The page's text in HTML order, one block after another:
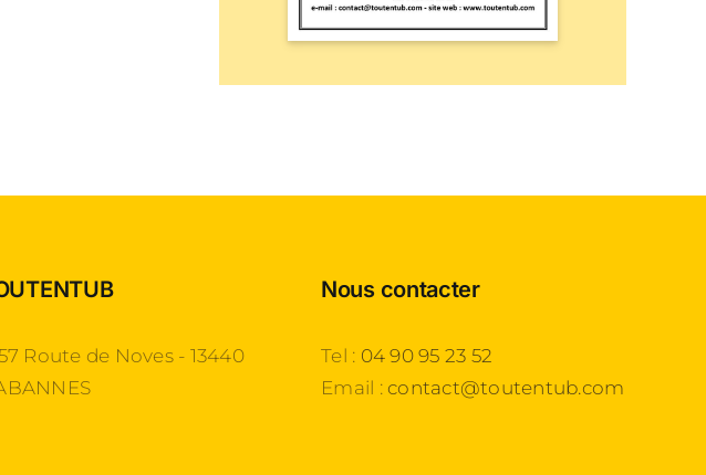
Route de Noves - 13440
Nous contacter
Tel : 04 90 95 23 52
Email :contact@toutentub.com